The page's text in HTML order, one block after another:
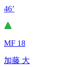
46’
MF 18
加藤 大